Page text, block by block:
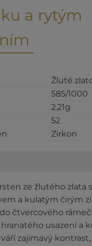
a rytým
Žluté
585/1000
2.21g
52
Zirkon
ze žlutého zlata
a kulatým čirým
čtvercového
usazení a
zajímavý